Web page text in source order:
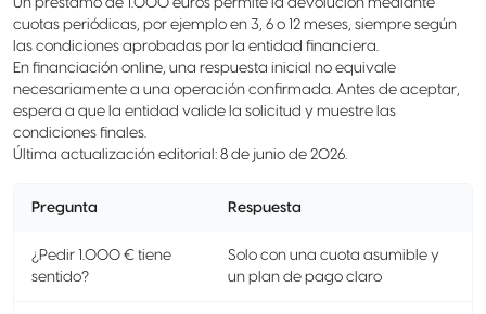
Un préstamo de 1.000 euros permite la devolución mediante
cuotas periódicas, por ejemplo en 3, 6 o 12 meses, siempre según
las condiciones aprobadas por la entidad financiera.
En financiación online, una respuesta inicial no equivale
necesariamente a una operación confirmada. Antes de aceptar,
espera a que la entidad valide la solicitud y muestre las
condiciones finales.
Última actualización editorial: 8 de junio de 2026.
Pregunta Respuesta
¿Pedir 1.000 € tiene
sentido?
Solo con una cuota asumible y
un plan de pago claro